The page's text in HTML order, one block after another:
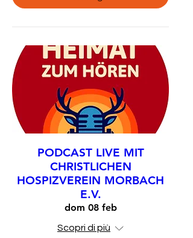
PODCAST LIVE MIT
CHRISTLICHEN
HOSPIZVEREIN MORBACH
E.V.
dom 08 feb
Scopri di più